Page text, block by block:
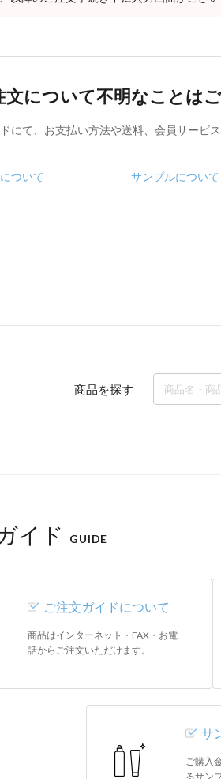
文について不明なことは
にて、お支払い方法や送料、会員サービ
ついて サンプルについて
商品を探す
イド GUIDE
ご注文ガイドについて
商品はインターネット・FAX・お電
話からご注文いただけます。
サ
ご購入
るサン